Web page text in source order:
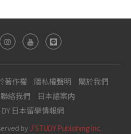
著作權 隱私權聲明
關於我們
聯絡我們
日本語案内
日本留學情報網
by J'STUDY Publishing Inc.